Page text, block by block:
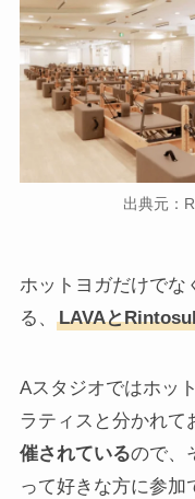
出典元：
ホットヨガだけでな
る、
LAVAと
Aスタジオではホッ
ラティスと分かれて
催されているので、
って好きな方に参加